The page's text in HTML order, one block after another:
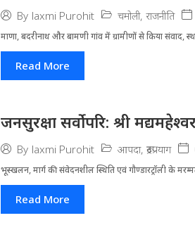
By laxmi Purohit चमोली, राजनीति
माणा, बदरीनाथ और बामणी गांव में ग्रामीणों से किया
Read More
जनसुरक्षा सर्वोपरि: श्री
By laxmi Purohit आपदा, रूद्रप्रयाग
भूस्खलन, मार्ग की संवेदनशील स्थिति एवं गौण्डारट्रॉली के
Read More